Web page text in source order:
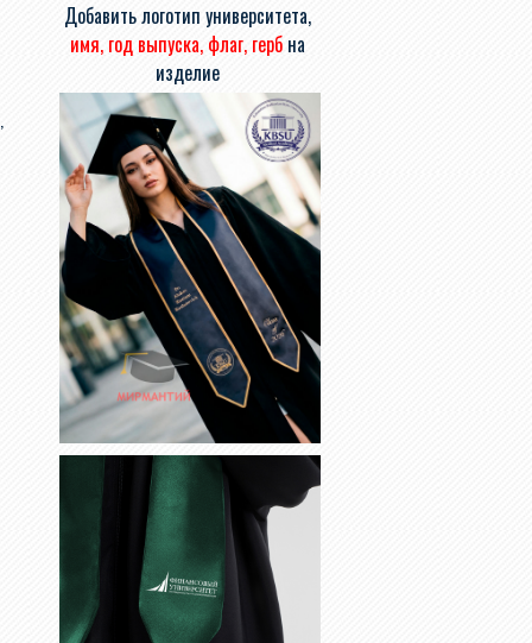
Добавить логотип университета,
имя, год выпуска, флаг, гербна
изделие